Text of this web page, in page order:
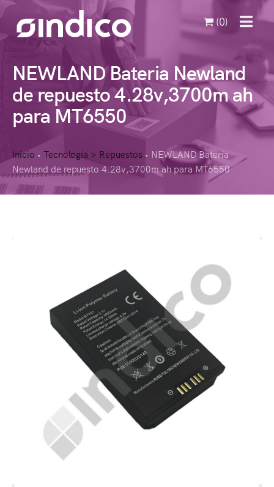
MENU
(0)
NEWLAND Bateria Newland
de repuesto 4.28v,3700m ah
para MT6550
Inicio • Tecnología > Repuestos • NEWLAND Bateria
Newland de repuesto 4.28v,3700m ah para MT6550